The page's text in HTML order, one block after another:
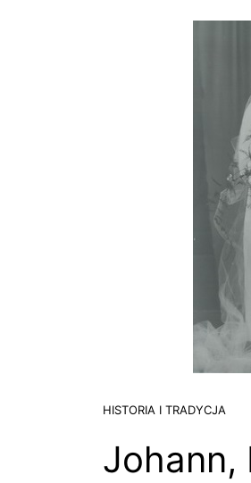
HISTORIA I TRADYCJA
Johann,